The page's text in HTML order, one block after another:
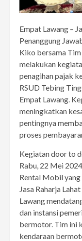
Empat Lawang –
Penanggung
Kiko bersama Tim
melakukan
penagihan pajak
RSUD Tebing
Empat Lawang.
meningkatkan
pentingnya
proses
Kegiatan door to
Rabu, 22 Mei
Rental Mobil yang
Jasa Raharja
Lawang
dan instansi
bermotor. Tim ini
kendaraan